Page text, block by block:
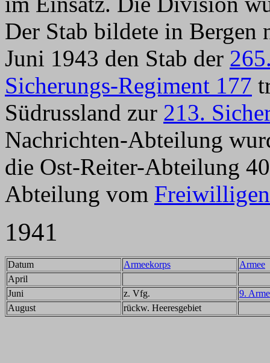
Der Stab bildete in Bergen
Juni 1943 den Stab der
Sicherungs-Regiment 177
Südrussland zur 213.
Nachrichten-Abteilung
die Ost-Reiter-Abteilung
Abteilung vom
1941
Datum Armeekorps
Armee
April
Juni
z. Vfg.
9.
August
rückw. Heeresgebiet